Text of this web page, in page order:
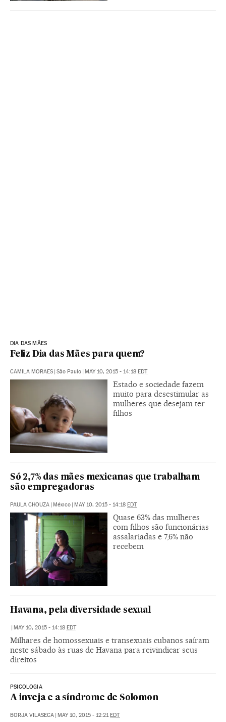
DIA DAS MÃES
Feliz Dia das Mães para quem?
CAMILA MORAES | São Paulo | MAY 10, 2015 - 14:18 EDT
Estado e sociedade fazem
muito para desestimular as
mulheres que desejam ter
filhos
Só 2,7% das mães mexicanas que trabalham
são empregadoras
PAULA CHOUZA | México | MAY 10, 2015 - 14:18 EDT
Quase 63% das mulheres
com filhos são funcionárias
assalariadas e 7,6% não
recebem
Havana, pela diversidade sexual
| MAY 10, 2015 - 14:18 EDT
Milhares de homossexuais e transexuais cubanos saíram
neste sábado às ruas de Havana para reivindicar seus
direitos
PSICOLOGIA
A inveja e a síndrome de Solomon
BORJA VILASECA | MAY 10, 2015 - 12:21EDT